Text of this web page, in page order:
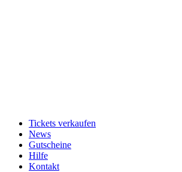
Tickets verkaufen
News
Gutscheine
Hilfe
Kontakt